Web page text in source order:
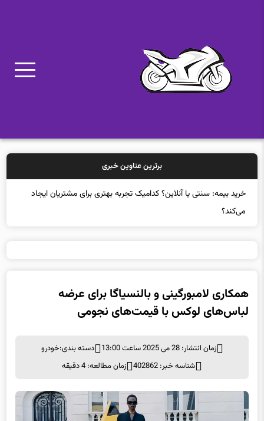
برترین عناوین خبری
خرید بیمه: سنتی یا آنلاین؟ کدامیک تجربه بهتری برای مشتریان ایجاد
می‌کند؟
همکاری لامبورگینی و بالنسیاگا برای عرضه
لباس‌های لوکس با قیمت‌های نجومی
زمان انتشار: 28 می 2025 ساعت 13:00 دسته بندی:خودرو
شناسه خبر: 402862
زمان مطالعه: 4 دقیقه